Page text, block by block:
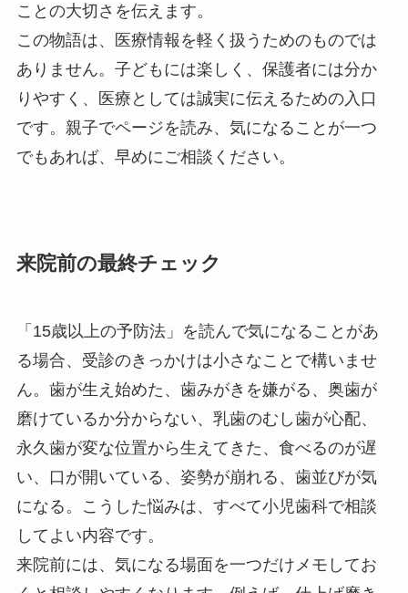
ことの大切さを伝えます。
この物語は、医療情報を軽く扱うためのものでは
ありません。子どもには楽しく、保護者には分か
りやすく、医療としては誠実に伝えるための入口
です。親子でページを読み、気になることが一つ
でもあれば、早めにご相談ください。
来院前の最終チェック
「15歳以上の予防法」を読んで気になることがあ
る場合、受診のきっかけは小さなことで構いませ
ん。歯が生え始めた、歯みがきを嫌がる、奥歯が
磨けているか分からない、乳歯のむし歯が心配、
永久歯が変な位置から生えてきた、食べるのが遅
い、口が開いている、姿勢が崩れる、歯並びが気
になる。こうした悩みは、すべて小児歯科で相談
してよい内容です。
来院前には、気になる場面を一つだけメモしてお